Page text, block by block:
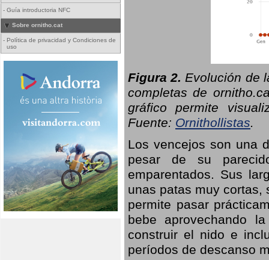
- Guía introductoria NFC
Sobre ornitho.cat
- Política de privacidad y Condiciones de
uso
Figura 2. Evolución de
completas de
gráfico permite
Fuente: Ornithollistas.
Los vencejos son una
pesar de su
emparentados. Sus
unas patas muy cortas,
permite pasar
bebe aprovechando
construir el nido e
períodos de descanso